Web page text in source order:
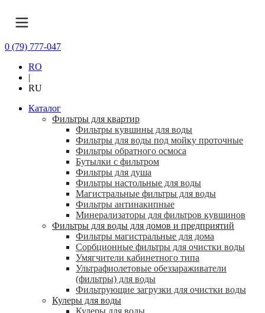
0 (79) 777-047
RO
|
RU
Каталог
Фильтры для квартир
Фильтры кувшины для воды
Фильтры для воды под мойку проточные
Фильтры обратного осмоса
Бутылки с фильтром
Фильтры для душа
Фильтры настольные для воды
Магистральные фильтры для воды
Фильтры антинакипные
Минерализаторы для фильтров кувшинов
Фильтры для воды для домов и предприятий
Фильтры магистральные для дома
Сорбционные фильтры для очистки воды
Умягчители кабинетного типа
Ультрафиолетовые обеззараживатели
(фильтры) для воды
Фильтрующие загрузки для очистки воды
Кулеры для воды
Кулеры для воды